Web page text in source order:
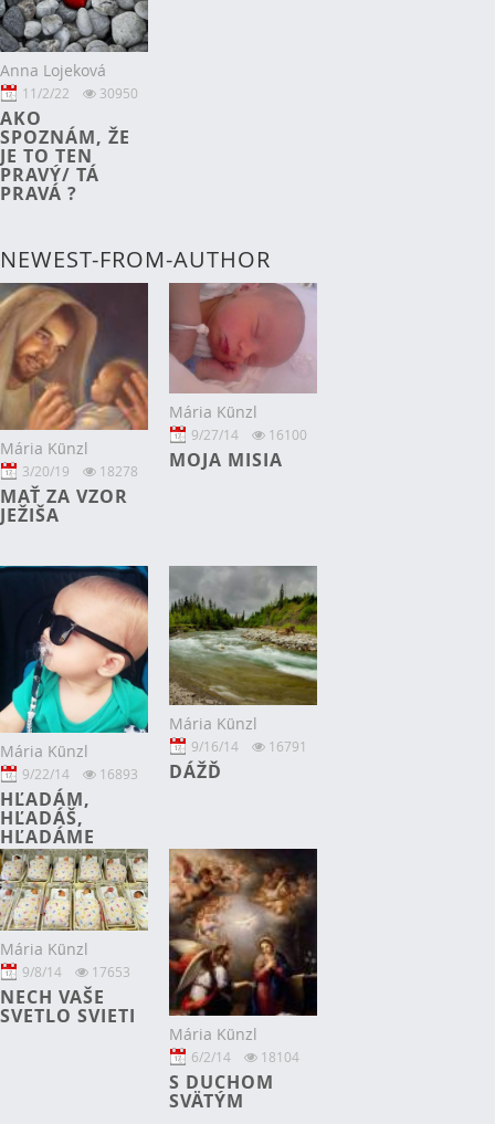
Anna Lojeková
11/2/22 30950
AKO
SPOZNÁM, ŽE
JE TO TEN
PRAVÝ/ TÁ
PRAVÁ ?
NEWEST-FROM-AUTHOR
Mária Künzl
3/20/19 18278
MAŤ ZA VZOR
JEŽIŠA
Mária Künzl
9/27/14 16100
MOJA MISIA
Mária Künzl
9/22/14 16893
HĽADÁM,
HĽADÁŠ,
HĽADÁME
Mária Künzl
9/16/14 16791
DÁŽĎ
Mária Künzl
9/8/14 17653
NECH VAŠE
SVETLO SVIETI
Mária Künzl
6/2/14 18104
S DUCHOM
SVÄTÝM